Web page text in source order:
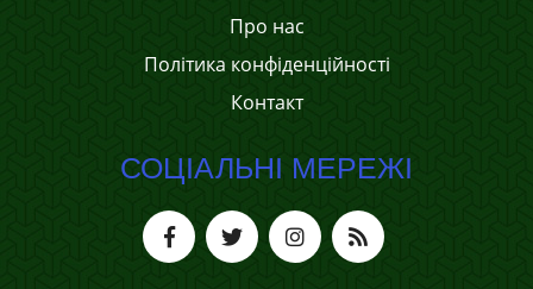
Про нас
Політика конфіденційності
Контакт
СОЦІАЛЬНІ МЕРЕЖІ